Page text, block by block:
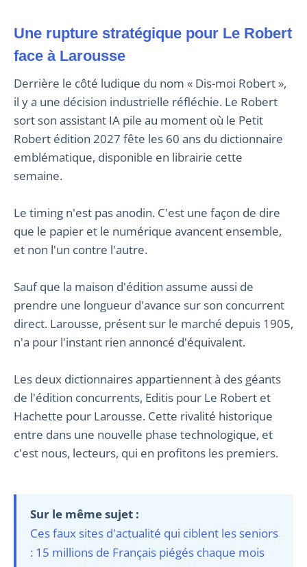
Une rupture stratégique pour Le Robert
face à Larousse
Derrière le côté ludique du nom « Dis-moi Robert »,
il y a une décision industrielle réfléchie. Le Robert
sort son assistant IA pile au moment où le Petit
Robert édition 2027 fête les 60 ans du dictionnaire
emblématique, disponible en librairie cette
semaine.
Le timing n'est pas anodin. C'est une façon de dire
que le papier et le numérique avancent ensemble,
et non l'un contre l'autre.
Sauf que la maison d'édition assume aussi de
prendre une longueur d'avance sur son concurrent
direct. Larousse, présent sur le marché depuis 1905,
n'a pour l'instant rien annoncé d'équivalent.
Les deux dictionnaires appartiennent à des géants
de l'édition concurrents, Editis pour Le Robert et
Hachette pour Larousse. Cette rivalité historique
entre dans une nouvelle phase technologique, et
c'est nous, lecteurs, qui en profitons les premiers.
Sur le même sujet :
Ces faux sites d'actualité qui ciblent les seniors
: 15 millions de Français piégés chaque mois